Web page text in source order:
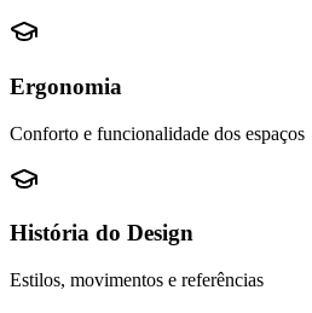
Ergonomia
Conforto e funcionalidade dos espaços
História do Design
Estilos, movimentos e referências